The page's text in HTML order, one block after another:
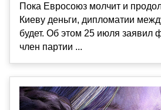
Пока Евросоюз молчит и
Киеву деньги, дипломатии
будет. Об этом 25 июля заявил
член партии ...